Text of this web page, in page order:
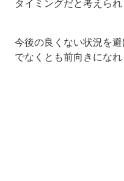
タイミングだと考えられ
今後の良くない状況を
でなくとも前向きになれ